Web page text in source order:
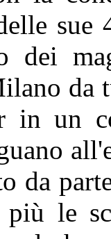
sue
dei
da
in un
da
le